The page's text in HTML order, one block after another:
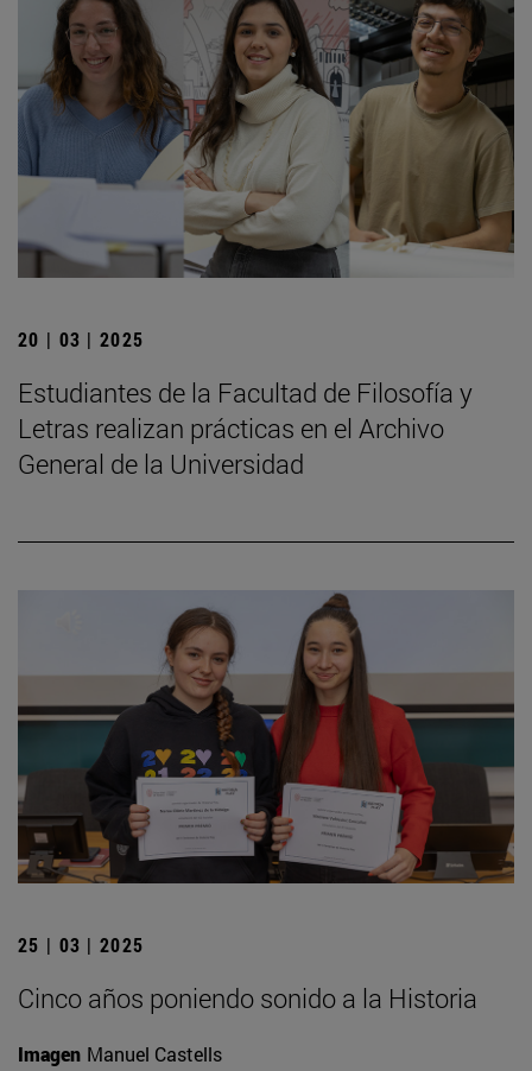
20 | 03 | 2025
Estudiantes de la Facultad de Filosofía y
Letras realizan prácticas en el Archivo
General de la Universidad
25 | 03 | 2025
Cinco años poniendo sonido a la Historia
Imagen Manuel Castells